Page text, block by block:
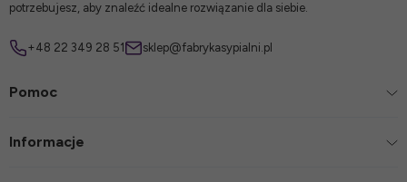
potrzebujesz, aby znaleźć idealne rozwiązanie dla siebie.
+48 22 349 28 51 sklep@fabrykasypialni.pl
Pomoc
Informacje